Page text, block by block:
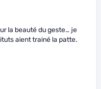
la beauté du geste… je
aient trainé la patte.